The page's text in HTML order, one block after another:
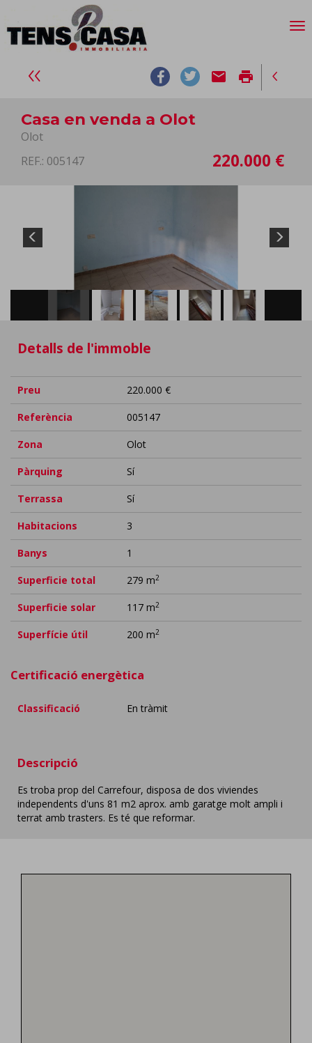
email print
Casa en venda a Olot
Olot
REF.: 005147
220.000 €
Detalls de l'immoble
Preu 220.000 €
Referència 005147
Zona Olot
Pàrquing Sí
Terrassa Sí
Habitacions 3
Banys 1
Superficie total 279 m2
Superficie solar 117 m2
Superfície útil 200 m2
Certificació energètica
Classificació En tràmit
Descripció
Es troba prop del Carrefour, disposa de dos viviendes
independents d'uns 81 m2 aprox. amb garatge molt ampli i
terrat amb trasters. Es té que reformar.